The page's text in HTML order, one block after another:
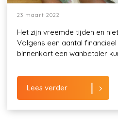
23 maart 2022
Het zijn vreemde tijden en
Volgens een aantal
binnenkort een wanbetaler
Lees verder